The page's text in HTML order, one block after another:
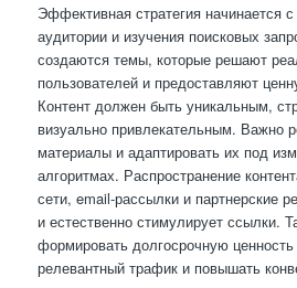
Эффективная стратегия начинается
аудитории и изучения поисковых
создаются темы, которые решают
пользователей и предоставляют
Контент должен быть уникальным,
визуально привлекательным. Важно
материалы и адаптировать их под
алгоритмах. Распространение
сети, email-рассылки и партнерские
и естественно стимулирует ссылки.
формировать долгосрочную ценность
релевантный трафик и повышать